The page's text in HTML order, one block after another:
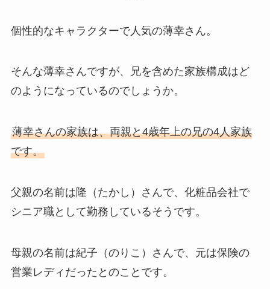
個性的なキャラクターで人気の薄幸さん。
そんな薄幸さんですが、兄を含めた家族構成はど
のようになっているのでしょうか。
薄幸さんの家族は、両親と4歳年上の兄の4人家族
です。
父親の名前は隆（たかし）さんで、化粧品会社で
シニア職として勤務しているそうです。
母親の名前は紀子（のりこ）さんで、元は保険の
営業レディだったとのことです。